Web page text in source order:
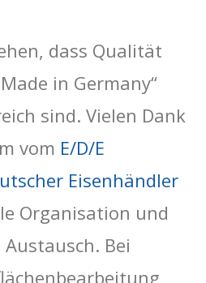
dass Qualität
in Germany“
sind. Vielen Dank
vom E/D/E
Eisenhändler
Organisation und
Bei